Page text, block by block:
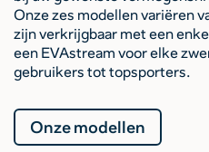
Onze zes modellen variëren
zijn verkrijgbaar met een
een EVAstream voor elke
gebruikers tot topsporters.
Onze modellen